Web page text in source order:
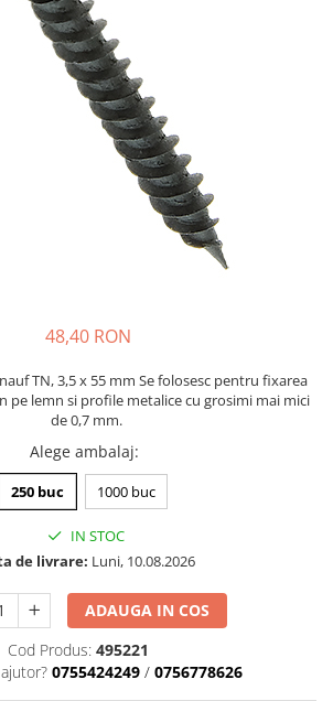
& Extrudat
Ferestre
48,40 RON
TN, 3,5 x 55 mm Se folosesc pentru fixarea
pe lemn si profile metalice cu grosimi mai mici
de 0,7 mm.
Alege ambalaj:
250 buc 1000 buc
IN STOC
de livrare: Luni, 10.08.2026
ADAUGA IN COS
Cod Produs: 495221
0755424249 / 0756778626